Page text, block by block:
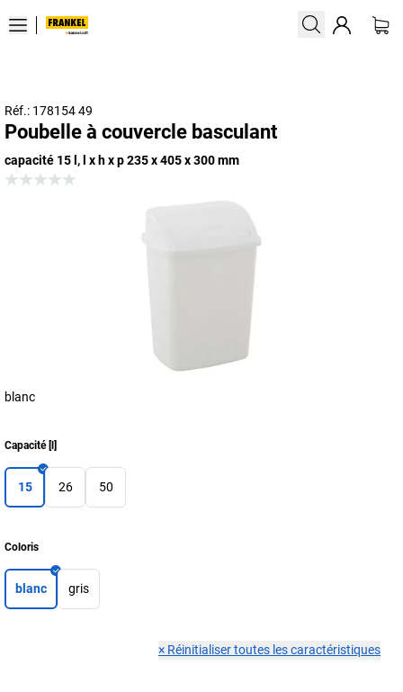
Réf.: 178154 49
Poubelle à couvercle basculant
capacité 15 l, l x h x p 235 x 405 x 300 mm
blanc
Capacité[ ]
15 26 50
Coloris
blanc gris
× Réinitialiser toutes les caractéristiques